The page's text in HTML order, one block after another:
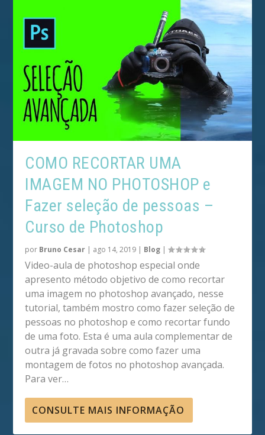
COMO RECORTAR UMA
IMAGEM NO PHOTOSHOP e
Fazer seleção de pessoas –
Curso de Photoshop
por Bruno Cesar | ago 14, 2019 | Blog |
Video-aula de photoshop especial onde
apresento método objetivo de como recortar
uma imagem no photoshop avançado, nesse
tutorial, também mostro como fazer seleção de
pessoas no photoshop e como recortar fundo
de uma foto. Esta é uma aula complementar de
outra já gravada sobre como fazer uma
montagem de fotos no photoshop avançada.
Para ver…
CONSULTE MAIS INFORMAÇÃO